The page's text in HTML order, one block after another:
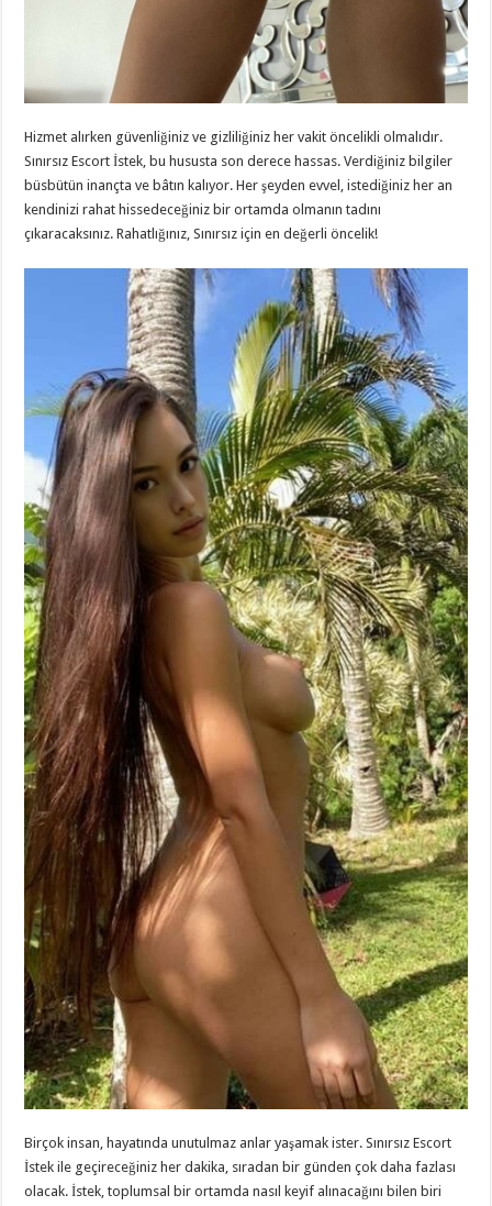
Hizmet alırken güvenliğiniz ve gizliliğiniz her vakit öncelikli olmalıdır.
Sınırsız Escort İstek, bu hususta son derece hassas. Verdiğiniz bilgiler
büsbütün inançta ve bâtın kalıyor. Her şeyden evvel, istediğiniz her an
kendinizi rahat hissedeceğiniz bir ortamda olmanın tadını
çıkaracaksınız. Rahatlığınız, Sınırsız için en değerli öncelik!
Birçok insan, hayatında unutulmaz anlar yaşamak ister. Sınırsız Escort
İstek ile geçireceğiniz her dakika, sıradan bir günden çok daha fazlası
olacak. İstek, toplumsal bir ortamda nasıl keyif alınacağını bilen biri